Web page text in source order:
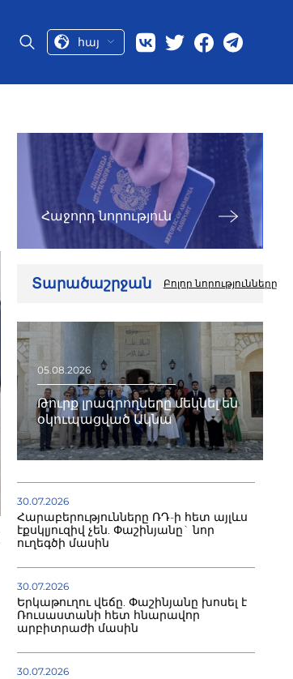
հայ
Հաջորդ նորություն
Տարածաշրջան Բոլոր նորությունները
05.08.2026
Թուրք լրագրողները մեկնել են
օկուպացված Ակնա
30.07.2026
Հարաբերությունները ՌԴ-ի հետ այլևս
էքսկլյուզիվ չեն. Փաշինյանը` նոր
ուղեգծի մասին
30.07.2026
Երկաթուղու վեճը. Փաշինյանը խոսել է
Ռուսաստանի հետ հնարավոր
արբիտրաժի մասին
30.07.2026